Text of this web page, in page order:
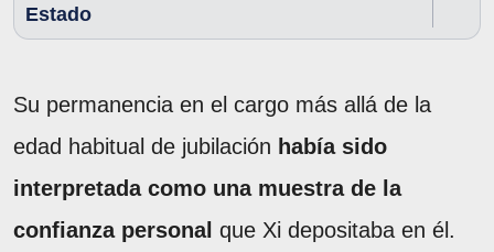
Estado
Su permanencia en el cargo más allá de la
edad habitual de jubilación había sido
interpretada como una muestra de la
confianza personal que Xi depositaba en él.